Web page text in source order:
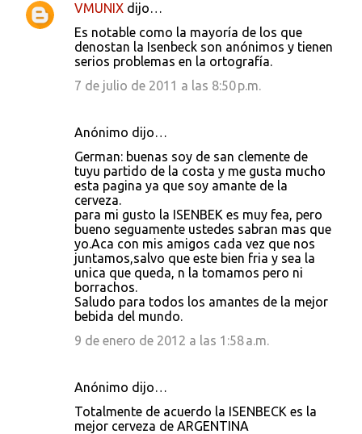
VMUNIX dijo…
Es notable como la mayoría de los que
denostan la Isenbeck son anónimos y tienen
serios problemas en la ortografía.
7 de julio de 2011 a las 8:50 p.m.
Anónimo dijo…
German: buenas soy de san clemente de
tuyu partido de la costa y me gusta mucho
esta pagina ya que soy amante de la
cerveza.
para mi gusto la ISENBEK es muy fea, pero
bueno seguamente ustedes sabran mas que
yo.Aca con mis amigos cada vez que nos
juntamos,salvo que este bien fria y sea la
unica que queda, n la tomamos pero ni
borrachos.
Saludo para todos los amantes de la mejor
bebida del mundo.
9 de enero de 2012 a las 1:58 a.m.
Anónimo dijo…
Totalmente de acuerdo la ISENBECK es la
mejor cerveza de ARGENTINA